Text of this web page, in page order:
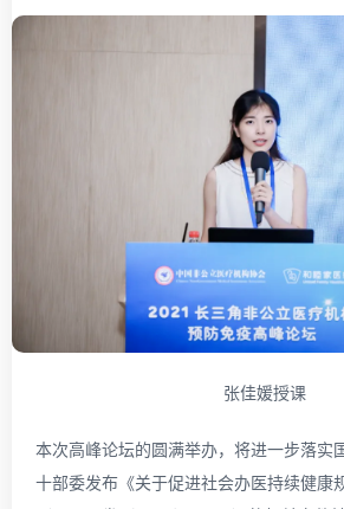
张佳媛授课
本次高峰论坛的圆满举办，将进一步落实
十部委发布《关于促进社会办医持续健康